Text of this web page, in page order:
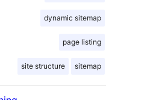
dynamic sitemap
page listing
site structure sitemap